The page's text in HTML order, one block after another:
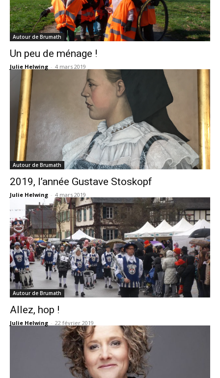
Autour de Brumath
Un peu de ménage !
Julie Helwing - 4 mars 2019
Autour de Brumath
2019, l’année Gustave Stoskopf
Julie Helwing - 4 mars 2019
Autour de Brumath
Allez, hop !
Julie Helwing - 22 février 2019